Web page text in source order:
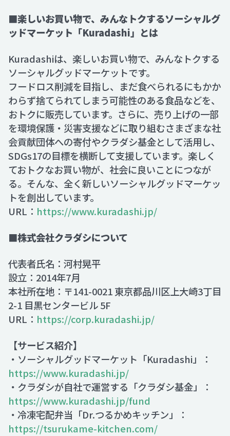
■楽しいお買い物で、みんなトクするソーシャルグ
ッドマーケット「Kuradashi」とは
Kuradashiは、楽しいお買い物で、みんなトクする
ソーシャルグッドマーケットです。
フードロス削減を目指し、まだ食べられるにもかか
わらず捨てられてしまう可能性のある食品などを、
おトクに販売しています。さらに、売り上げの一部
を環境保護・災害支援などに取り組むさまざまな社
会貢献団体への寄付やクラダシ基金として活用し、
SDGs17の目標を横断して支援しています。楽しく
ておトクなお買い物が、社会に良いことにつなが
る。そんな、全く新しいソーシャルグッドマーケッ
トを創出しています。
URL： https://www.kuradashi.jp/
■株式会社クラダシについて
代表者氏名：河村晃平
設立：2014年7月
本社所在地：〒141-0021 東京都品川区上大崎3丁目
2-1 目黒センタービル 5F
URL： https://corp.kuradashi.jp/
【サービス紹介】
・ソーシャルグッドマーケット「Kuradashi」：
https://www.kuradashi.jp/
・クラダシが自社で運営する「クラダシ基金」：
https://www.kuradashi.jp/fund
・冷凍宅配弁当「Dr.つるかめキッチン」：
https://tsurukame-kitchen.com/